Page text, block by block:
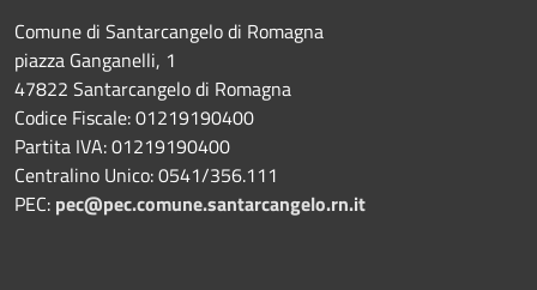
Comune di Santarcangelo di Romagna
piazza Ganganelli, 1
47822 Santarcangelo di Romagna
Codice Fiscale: 01219190400
Partita IVA: 01219190400
Centralino Unico: 0541/356.111
PEC: pec@pec.comune.santarcangelo.rn.it